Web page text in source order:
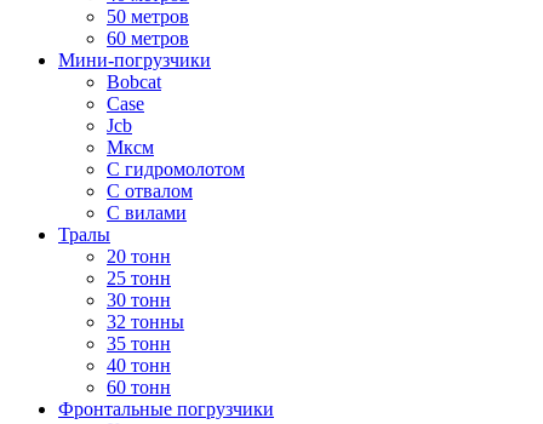
50 метров
60 метров
Мини-погрузчики
Bobcat
Case
Jcb
Мксм
С гидромолотом
С отвалом
С вилами
Тралы
20 тонн
25 тонн
30 тонн
32 тонны
35 тонн
40 тонн
60 тонн
Фронтальные погрузчики